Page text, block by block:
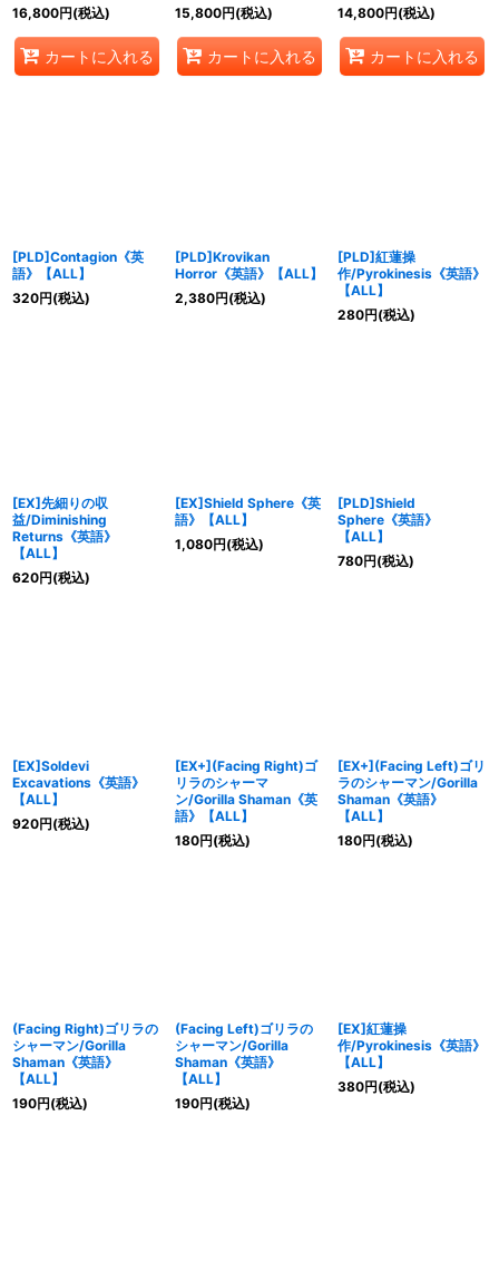
16,800円(税込)
カートに入れる
15,800円(税込)
カートに入れる
14,800円(税込)
カートに入れる
[PLD]Contagion《英
語》【ALL】
320円(税込)
[PLD]Krovikan
Horror《英語》【ALL】
2,380円(税込)
[PLD]紅蓮操
作/Pyrokinesis《英語》
【ALL】
280円(税込)
[EX]先細りの収
益/Diminishing
Returns《英語》
【ALL】
620円(税込)
[EX]Shield Sphere《英
語》【ALL】
1,080円(税込)
[PLD]Shield
Sphere《英語》
【ALL】
780円(税込)
[EX]Soldevi
Excavations《英語》
【ALL】
920円(税込)
[EX+](Facing Right)ゴ
リラのシャーマ
ン/Gorilla Shaman《英
語》【ALL】
180円(税込)
[EX+](Facing Left)ゴリ
ラのシャーマン/Gorilla
Shaman《英語》
【ALL】
180円(税込)
(Facing Right)ゴリラの
シャーマン/Gorilla
Shaman《英語》
【ALL】
190円(税込)
(Facing Left)ゴリラの
シャーマン/Gorilla
Shaman《英語》
【ALL】
190円(税込)
[EX]紅蓮操
作/Pyrokinesis《英語》
【ALL】
380円(税込)